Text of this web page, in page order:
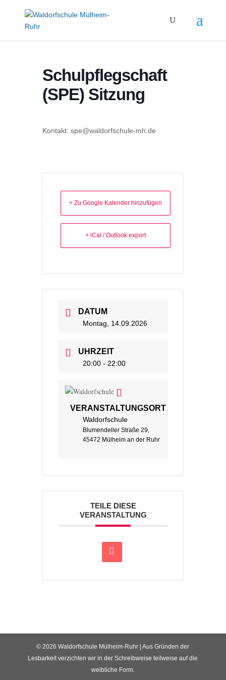
Schulpflegschaft
(SPE) Sitzung
Kontakt: spe@waldorfschule-mh.de
+ Zu Google Kalender hinzufügen
+ iCal / Outlook export
DATUM
Montag, 14.09.2026
UHRZEIT
20:00 - 22:00
VERANSTALTUNGSORT
Waldorfschule
Blumendeller Straße 29,
45472 Mülheim an der Ruhr
TEILE DIESE
VERANSTALTUNG
© 2026 Waldorfschule Mülheim-Ruhr | Aus Gründen der
Lesbarkeit verzichten wir in der Schreibweise teilweise auf die
weibliche Form.